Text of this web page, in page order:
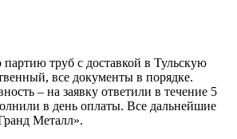
труб с доставкой в Тульскую
все документы в порядке.
– на заявку ответили в течение 5
в день оплаты. Все дальнейшие
Металл».